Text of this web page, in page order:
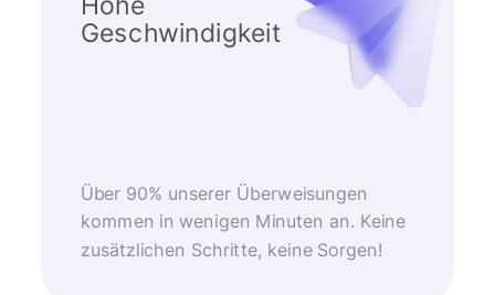
Geschwindigkeit
Über 90% unserer Überweisungen
kommen in wenigen Minuten an. Keine
zusätzlichen Schritte, keine Sorgen!